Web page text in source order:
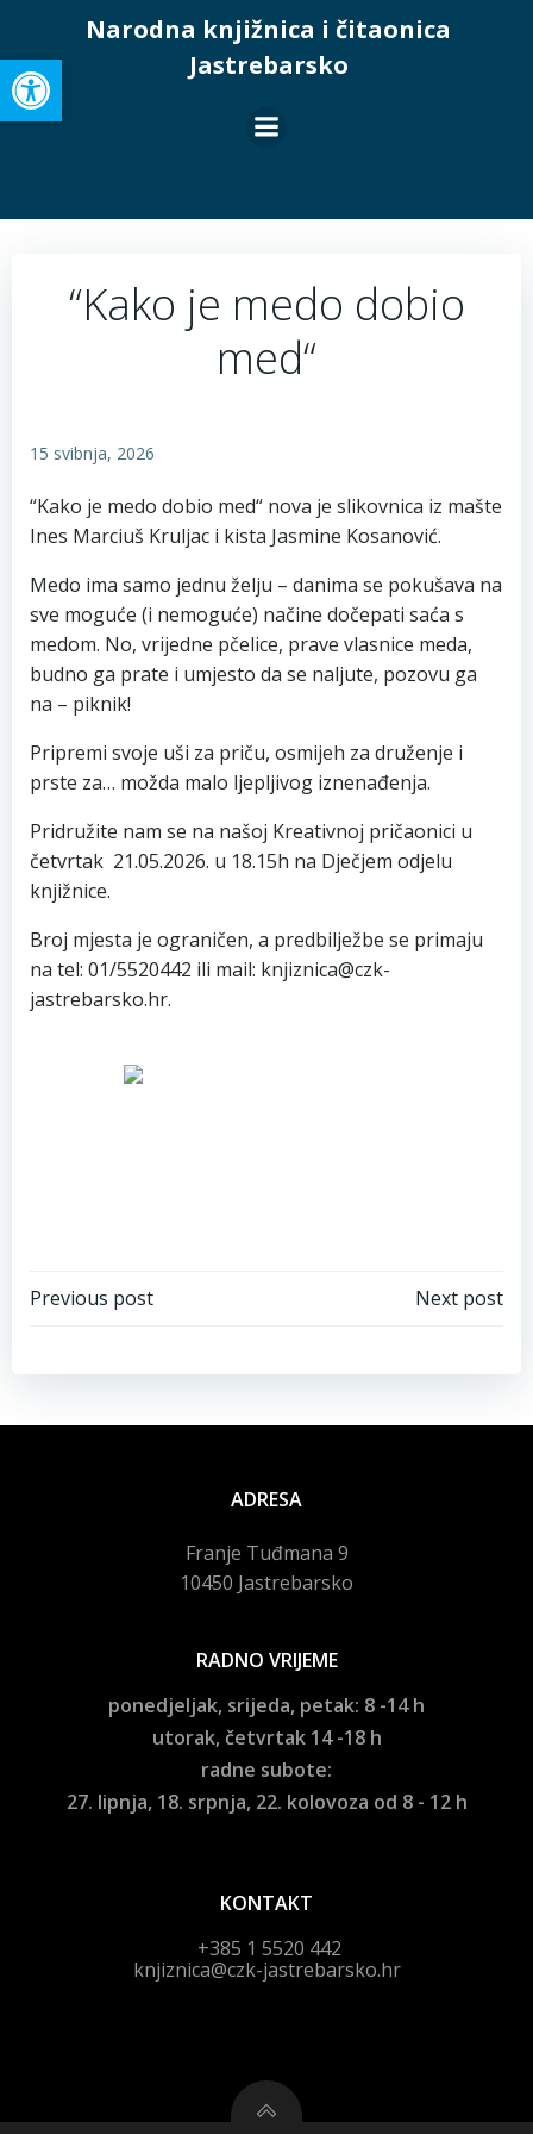
to
content
Narodna knjižnica i čitaonica
Jastrebarsko
“Kako je medo dobio
med“
15 svibnja, 2026
“Kako je medo dobio med“ nova je slikovnica iz mašte
Ines Marciuš Kruljac i kista Jasmine Kosanović.
Medo ima samo jednu želju – danima se pokušava na
sve moguće (i nemoguće) načine dočepati saća s
medom. No, vrijedne pčelice, prave vlasnice meda,
budno ga prate i umjesto da se naljute, pozovu ga
na – piknik!
Pripremi svoje uši za priču, osmijeh za druženje i
prste za… možda malo ljepljivog iznenađenja.
Pridružite nam se na našoj Kreativnoj pričaonici u
četvrtak 21.05.2026. u 18.15h na Dječjem odjelu
knjižnice.
Broj mjesta je ograničen, a predbilježbe se primaju
na tel: 01/5520442 ili mail: knjiznica@czk-
jastrebarsko.hr.
Navigacija
objava
Previous post
Navigacija
objava
Next post
ADRESA
Franje Tuđmana 9
10450 Jastrebarsko
RADNO VRIJEME
ponedjeljak, srijeda, petak: 8 -14 h
utorak, četvrtak 14 -18 h
radne subote:
27. lipnja, 18. srpnja, 22. kolovoza od 8 - 12 h
KONTAKT
+385 1 5520 442
knjiznica@czk-jastrebarsko.hr
Open toolbar